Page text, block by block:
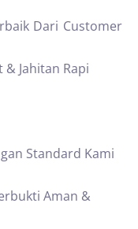
Dari Customer
& Jahitan Rapi
Standard Kami
Aman &